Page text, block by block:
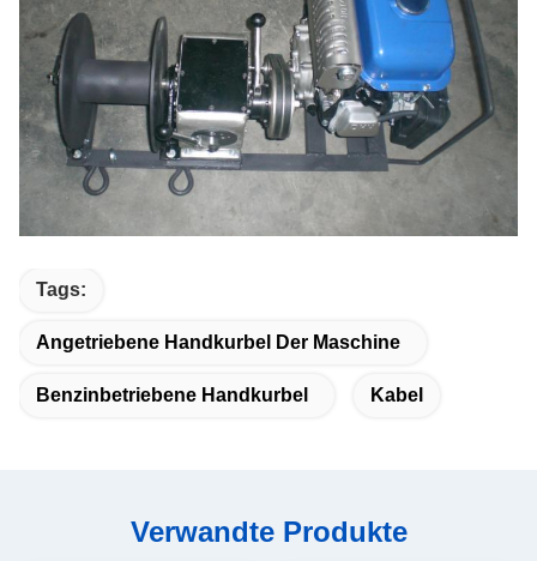
Tags:
Angetriebene Handkurbel Der Maschine
Benzinbetriebene Handkurbel Kabel
Verwandte Produkte